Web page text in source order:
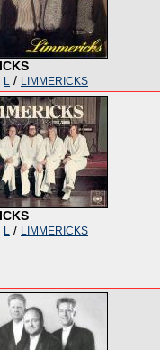
L / LIMMERICKS
L / LIMMERICKS